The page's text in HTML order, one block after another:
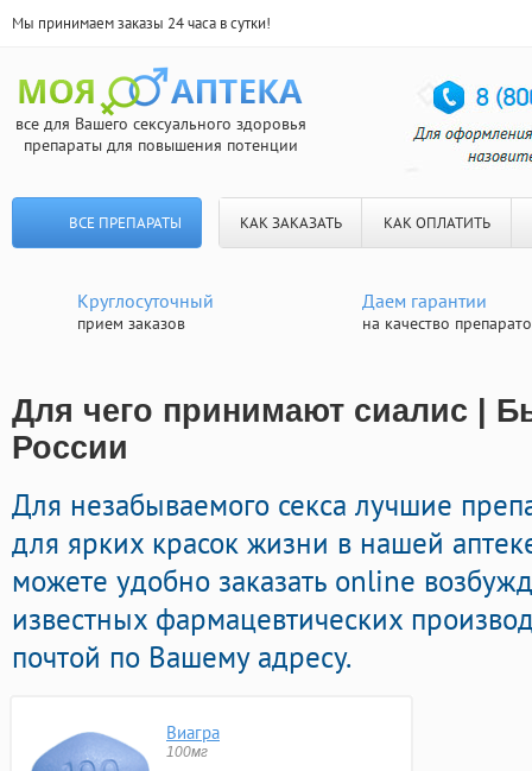
Мы принимаем заказы 24 часа в сутки!
все для Вашего сексуального здоровья
препараты для повышения потенции
ВСЕ ПРЕПАРАТЫ КАК ЗАКАЗАТЬ КАК ОПЛАТИТЬ
Круглосуточный
прием заказов
Даем гарантии
на качество
Для чего принимают сиалис |
России
Для незабываемого секса лучшие
для ярких красок жизни в нашей
можете удобно заказать online
известных фармацевтических
почтой по Вашему адресу.
Виагра
100мг